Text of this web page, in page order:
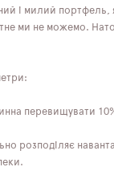
і милий
ми не можемо.
перевищувати
розподіляє